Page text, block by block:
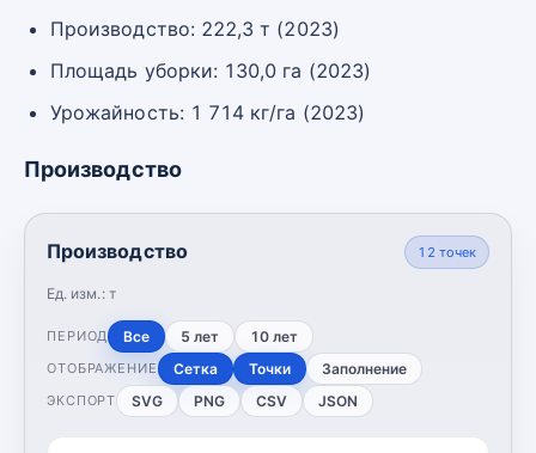
Производство: 222,3 т (2023)
Площадь уборки: 130,0 га (2023)
Урожайность: 1 714 кг/га (2023)
Производство
Производство
Ед. изм.: т
12 точек
ПЕРИОД Все 5 лет 10 лет
ОТОБРАЖЕНИЕ Сетка Точки Заполнение
ЭКСПОРТ SVG PNG CSV JSON